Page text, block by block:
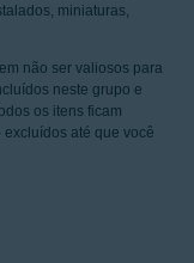
miniaturas,
não ser valiosos para
neste grupo e
os itens ficam
até que você